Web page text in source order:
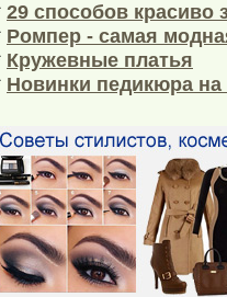
29 способов красиво
Ромпер - самая
Кружевные платья
Новинки педикюра